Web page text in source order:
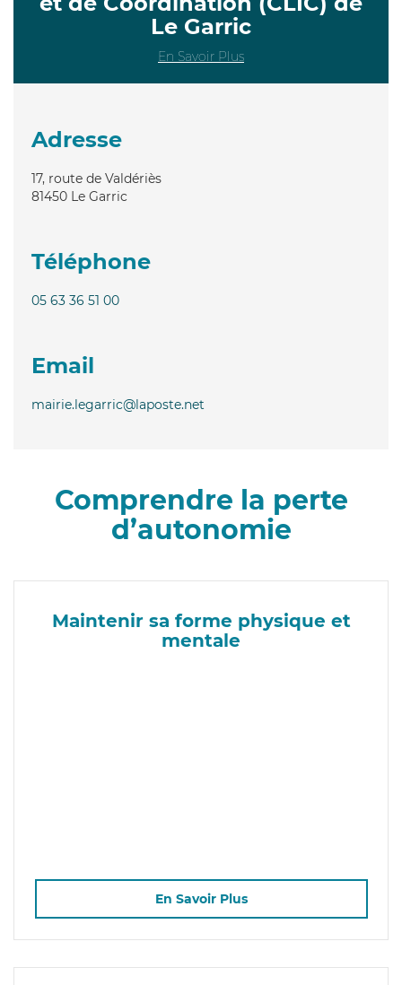
Le Garric
En Savoir Plus
Adresse
17, route de Valdériès
81450 Le Garric
Téléphone
05 63 36 51 00
Email
mairie.legarric@laposte.net
Comprendre la perte
d’autonomie
Maintenir sa forme physique et
mentale
En Savoir Plus